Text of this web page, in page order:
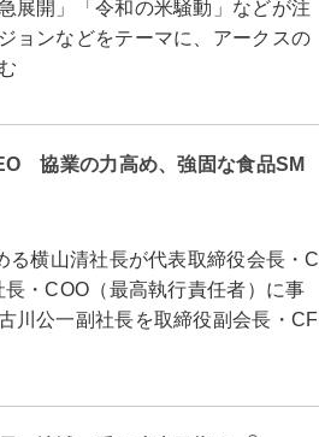
展開」「令和の米騒動」などが注
ョンなどをテーマに、アークスの
協業の力高め、強固な食品SM
横山清社長が代表取締役会長・C
・COO（最高執行責任者）に事
川公一副社長を取締役副会長・CF